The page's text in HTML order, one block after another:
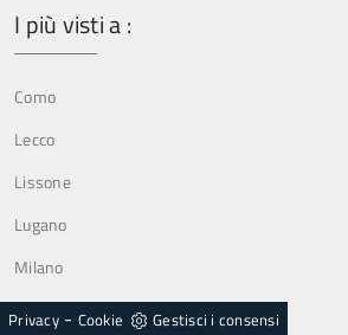
I più visti a :
Como
Lecco
Lissone
Lugano
Milano
Monza
Privacy- Cookie Gestisci i consensi